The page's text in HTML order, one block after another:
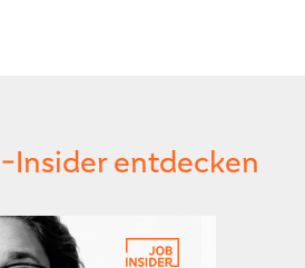
Insider entdecken